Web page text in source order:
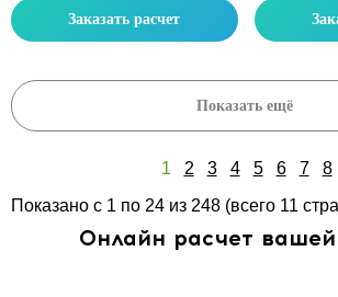
Заказать расчет
Показать ещё
1 2 3 4 5 6 7 8
Показано с 1 по 24 из 248 (всего 11
Онлайн расчет